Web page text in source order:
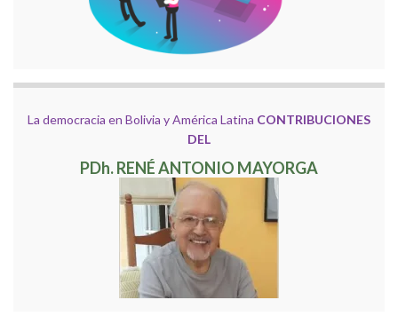
La democracia en Bolivia y América Latina CONTRIBUCIONES
DEL
PDh. RENÉ ANTONIO MAYORGA